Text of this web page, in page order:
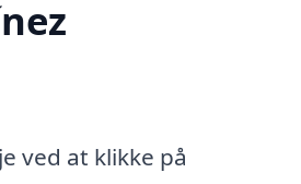
ved at klikke på